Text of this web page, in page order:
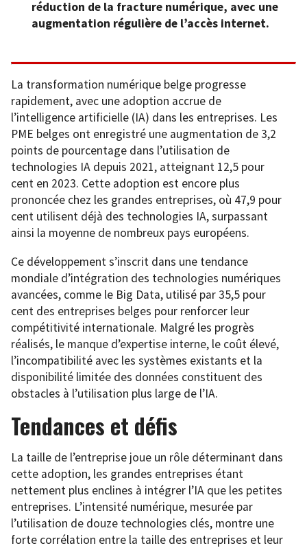
réduction de la fracture numérique, avec une
augmentation régulière de l’accès internet.
La transformation numérique belge progresse
rapidement, avec une adoption accrue de
l’intelligence artificielle (IA) dans les entreprises. Les
PME belges ont enregistré une augmentation de 3,2
points de pourcentage dans l’utilisation de
technologies IA depuis 2021, atteignant 12,5 pour
cent en 2023. Cette adoption est encore plus
prononcée chez les grandes entreprises, où 47,9 pour
cent utilisent déjà des technologies IA, surpassant
ainsi la moyenne de nombreux pays européens.
Ce développement s’inscrit dans une tendance
mondiale d’intégration des technologies numériques
avancées, comme le Big Data, utilisé par 35,5 pour
cent des entreprises belges pour renforcer leur
compétitivité internationale. Malgré les progrès
réalisés, le manque d’expertise interne, le coût élevé,
l’incompatibilité avec les systèmes existants et la
disponibilité limitée des données constituent des
obstacles à l’utilisation plus large de l’IA.
Tendances et défis
La taille de l’entreprise joue un rôle déterminant dans
cette adoption, les grandes entreprises étant
nettement plus enclines à intégrer l’IA que les petites
entreprises. L’intensité numérique, mesurée par
l’utilisation de douze technologies clés, montre une
forte corrélation entre la taille des entreprises et leur